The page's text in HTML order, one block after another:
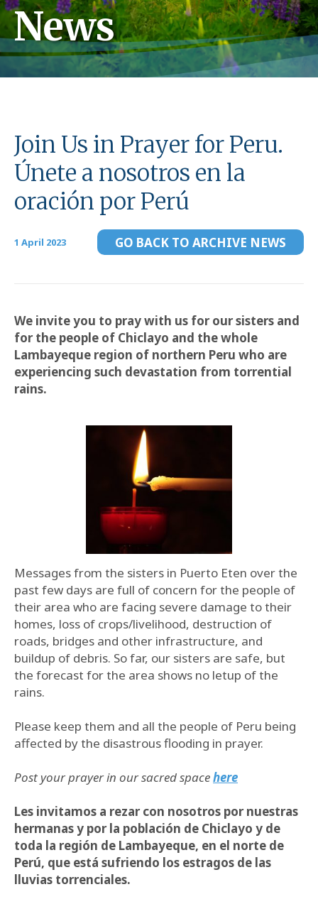
News
Join Us in Prayer for Peru.
Únete a nosotros en la
oración por Perú
1 April 2023 GO BACK TO ARCHIVE NEWS
We invite you to pray with us for our sisters and
for the people of Chiclayo and the whole
Lambayeque region of northern Peru who are
experiencing such devastation from torrential
rains.
Messages from the sisters in Puerto Eten over the
past few days are full of concern for the people of
their area who are facing severe damage to their
homes, loss of crops/livelihood, destruction of
roads, bridges and other infrastructure, and
buildup of debris. So far, our sisters are safe, but
the forecast for the area shows no letup of the
rains.
Please keep them and all the people of Peru being
affected by the disastrous flooding in prayer.
Post your prayer in our sacred spacehere
Les invitamos a rezar con nosotros por nuestras
hermanas y por la población de Chiclayo y de
toda la región de Lambayeque, en el norte de
Perú, que está sufriendo los estragos de las
lluvias torrenciales.